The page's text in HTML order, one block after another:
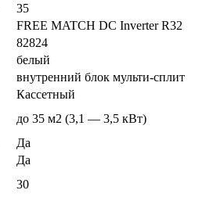
35
FREE MATCH DC Inverter R32
82824
белый
внутренний блок мульти-сплит
Кассетный
до 35 м2 (3,1 — 3,5 кВт)
Да
Да
30